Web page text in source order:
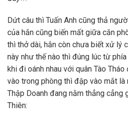
Dứt câu thì Tuấn Anh cũng thả
của hắn cũng biến mất giữa căn
thì thở dài, hắn còn chưa biết xử lý
này như thế nào thì đúng lúc từ
khi đi oánh nhau với quân Tào
vào trong phòng thì đập vào mắt là
Thập Doanh đang nằm thẳng cẳng
Thiên: